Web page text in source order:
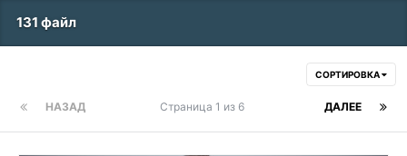
131 файл
СОРТИРОВКА
НАЗАД ДАЛЕЕ
Страница 1 из 6